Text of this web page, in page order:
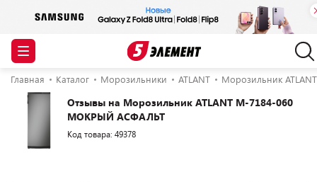
Главная Каталог Морозильники ATLANT Морозильник
Отзывы на Морозильник ATLANT М-7184-060
МОКРЫЙ АСФАЛЬТ
Код товара: 49378